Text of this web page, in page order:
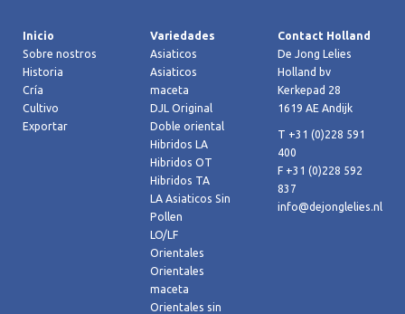
Inicio
Sobre nostros
Historia
Cría
Cultivo
Exportar
Variedades
Asiaticos
Asiaticos
maceta
DJL Original
Doble oriental
Hibridos LA
Hibridos OT
Hibridos TA
LA Asiaticos Sin
Pollen
LO/LF
Orientales
Orientales
maceta
Orientales sin
Contact Holland
De Jong Lelies
Holland bv
Kerkepad 28
1619 AE Andijk
T +31 (0)228 591
400
F +31 (0)228 592
837
info@dejonglelies.nl